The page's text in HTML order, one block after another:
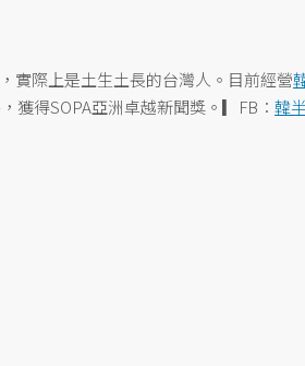
實際上是土生土長的台灣人。目前經營
獲得SOPA亞洲卓越新聞獎。▎FB： 韓